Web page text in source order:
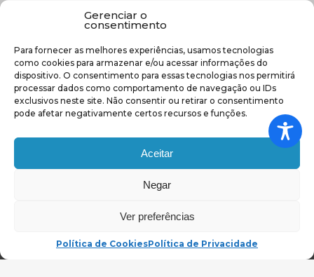
Gerenciar o
consentimento
Para fornecer as melhores experiências, usamos tecnologias
como cookies para armazenar e/ou acessar informações do
dispositivo. O consentimento para essas tecnologias nos permitirá
processar dados como comportamento de navegação ou IDs
exclusivos neste site. Não consentir ou retirar o consentimento
pode afetar negativamente certos recursos e funções.
Aceitar
Negar
Ver preferências
Política de CookiesPolítica de Privacidade
E-
mail
(obrigatório)
Sub
região